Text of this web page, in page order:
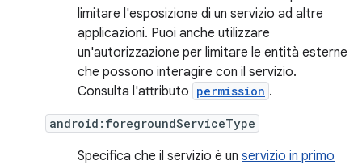
limitare l'esposizione di un servizio ad altre
applicazioni. Puoi anche utilizzare
un'autorizzazione per limitare le entità esterne
che possono interagire con il servizio.
Consulta l'attributo permission .
android:foregroundServiceType
Specifica che il servizio è un servizio in primo